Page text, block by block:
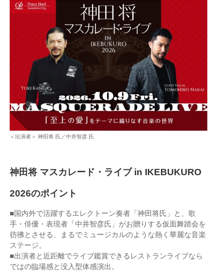
＜出演者＞ 神田将 氏／中井智彦 氏
神田将 マスカレード・ライブ in IKEBUKURO
2026のポイント
■国内外で活躍するエレクトーン奏者「神田将氏」と、歌
手・俳優・表現者「中井智彦氏」がお贈りする仮面舞踏会を
彷彿とさせる、まるでミュージカルのような熱く華麗な音楽
ステージ。
■出演者と近距離でライブ鑑賞できるレストランライブなら
ではの臨場感と没入型体感演出。